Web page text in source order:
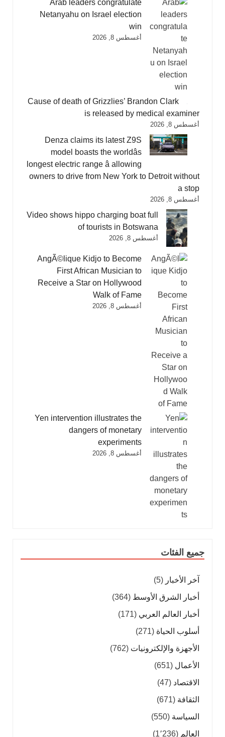
Arab leaders congratulate
Netanyahu on Israel election
win
أغسطس 8, 2026
Cause of death of Grizzlies’ Brandon Clark
is released by medical examiner
أغسطس 8, 2026
Denza claims its latest Z9S
model boasts the worldâs
longest electric range â allowing
owners to drive from New York to Detroit without
a stop
أغسطس 8, 2026
Video shows hippo charging boat full
of tourists in Botswana
أغسطس 8, 2026
AngÃ©lique Kidjo to Become
First African Musician to
Receive a Star on Hollywood
Walk of Fame
أغسطس 8, 2026
Yen intervention illustrates the
dangers of monetary
experiments
أغسطس 8, 2026
جميع الفئات
آخر الأخبار (5)
أخبار الشرق الأوسط (364)
أخبار العالم العربي (171)
أسلوب الحياة (271)
الأجهزة والإلكترونيات (762)
الأعمال (651)
الاقتصاد (47)
الثقافة (671)
السياسة (550)
العالم (1٬236)